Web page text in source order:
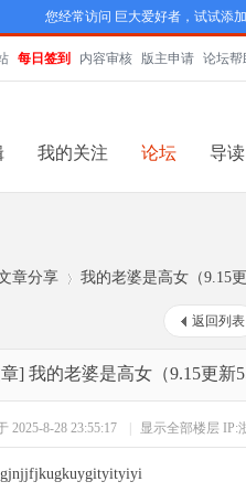
您经常访问 巨大爱好者，试试添
每日签到 内容审核 版主申请 论坛帮
我的关注 论坛 导读
章分享
›
我的老婆是高女（9.15
返回列表
] 我的老婆是高女（9.15更新
2025-8-28 23:55:17 显示全部楼层 IP:
gjnjjfjkugkuygityityiyi